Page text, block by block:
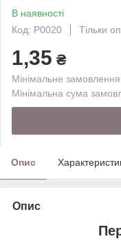
В наявності
Код: Р0020
Тільки
1,35 ₴
Мінімальне
Мінімальна сума
Опис
Опис